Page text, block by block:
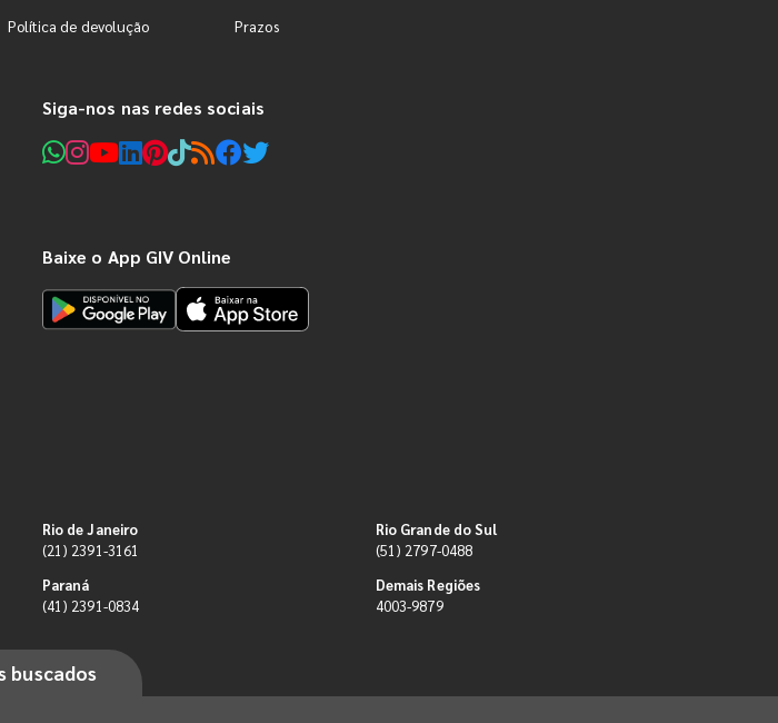
Política de devolução Prazos
Siga-nos nas redes sociais
Baixe o App GIV Online
Rio de Janeiro
(21) 2391-3161
Paraná
(41) 2391-0834
Rio Grande do Sul
(51) 2797-0488
Demais Regiões
4003-9879
buscados